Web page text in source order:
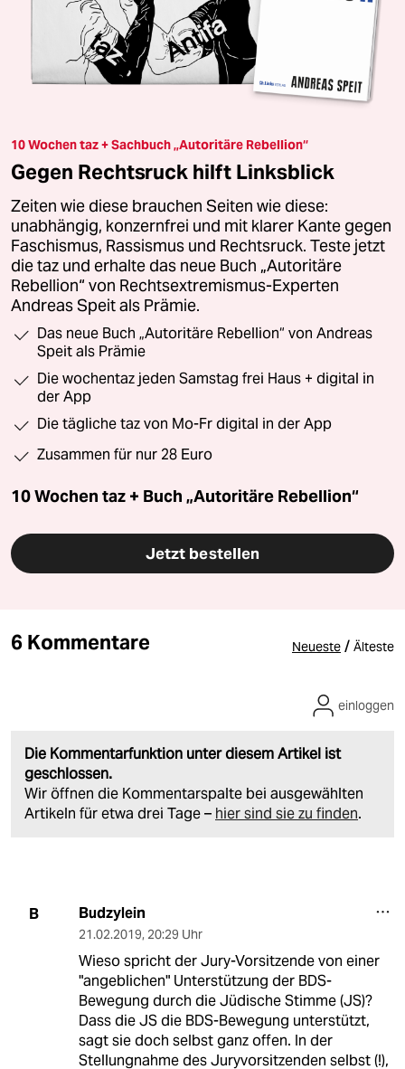
10 Wochen taz + Sachbuch „Autoritäre Rebellion“
Gegen Rechtsruck hilft Linksblick
Zeiten wie diese brauchen Seiten wie diese:
unabhängig, konzernfrei und mit klarer Kante gegen
Faschismus, Rassismus und Rechtsruck. Teste jetzt
die taz und erhalte das neue Buch „Autoritäre
Rebellion“ von Rechtsextremismus-Experten
Andreas Speit als Prämie.
Das neue Buch „Autoritäre Rebellion“ von Andreas
Speit als Prämie
Die wochentaz jeden Samstag frei Haus + digital in
der App
Die tägliche taz von Mo-Fr digital in der App
Zusammen für nur 28 Euro
10 Wochen taz + Buch „Autoritäre Rebellion“
Jetzt bestellen
6 Kommentare Neueste / Älteste
Die Kommentarfunktion unter diesem Artikel ist
geschlossen.
Wir öffnen die Kommentarspalte bei ausgewählten
Artikeln für etwa drei Tage – hier sind sie zu finden.
einloggen
B Budzylein
21.02.2019, 20:29 Uhr
Wieso spricht der Jury-Vorsitzende von einer
"angeblichen" Unterstützung der BDS-
Bewegung durch die Jüdische Stimme (JS)?
Dass die JS die BDS-Bewegung unterstützt,
sagt sie doch selbst ganz offen. In der
Stellungnahme des Juryvorsitzenden selbst (!),